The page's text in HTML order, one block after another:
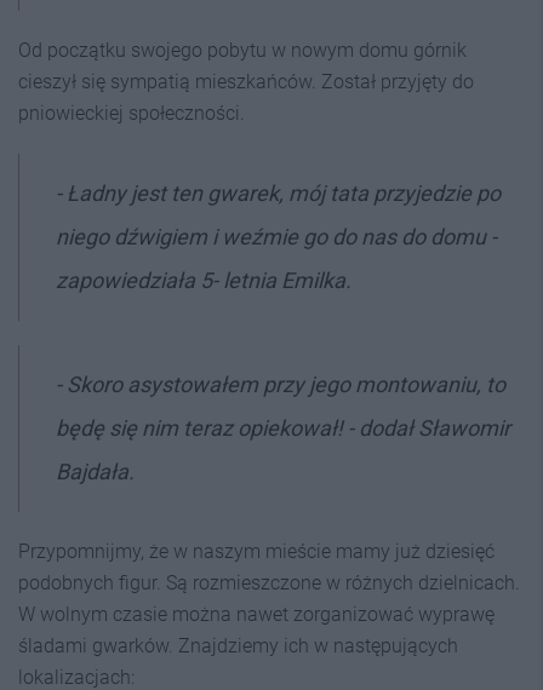
Od początku swojego pobytu w nowym domu górnik
cieszył się sympatią mieszkańców. Został przyjęty do
pniowieckiej społeczności.
- Ładny jest ten gwarek, mój tata przyjedzie po
niego dźwigiem i weźmie go do nas do domu -
zapowiedziała 5- letnia Emilka.
- Skoro asystowałem przy jego montowaniu, to
będę się nim teraz opiekował! - dodał Sławomir
Bajdała.
Przypomnijmy, że w naszym mieście mamy już dziesięć
podobnych figur. Są rozmieszczone w różnych dzielnicach.
W wolnym czasie można nawet zorganizować wyprawę
śladami gwarków. Znajdziemy ich w następujących
lokalizacjach: